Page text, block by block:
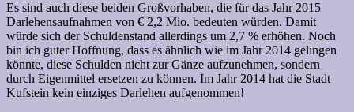
Es sind auch diese beiden Großvorhaben, die für das Jahr 2015
Darlehensaufnahmen von € 2,2 Mio. bedeuten würden. Damit
würde sich der Schuldenstand allerdings um 2,7 % erhöhen. Noch
bin ich guter Hoffnung, dass es ähnlich wie im Jahr 2014 gelingen
könnte, diese Schulden nicht zur Gänze aufzunehmen, sondern
durch Eigenmittel ersetzen zu können. Im Jahr 2014 hat die Stadt
Kufstein kein einziges Darlehen aufgenommen!